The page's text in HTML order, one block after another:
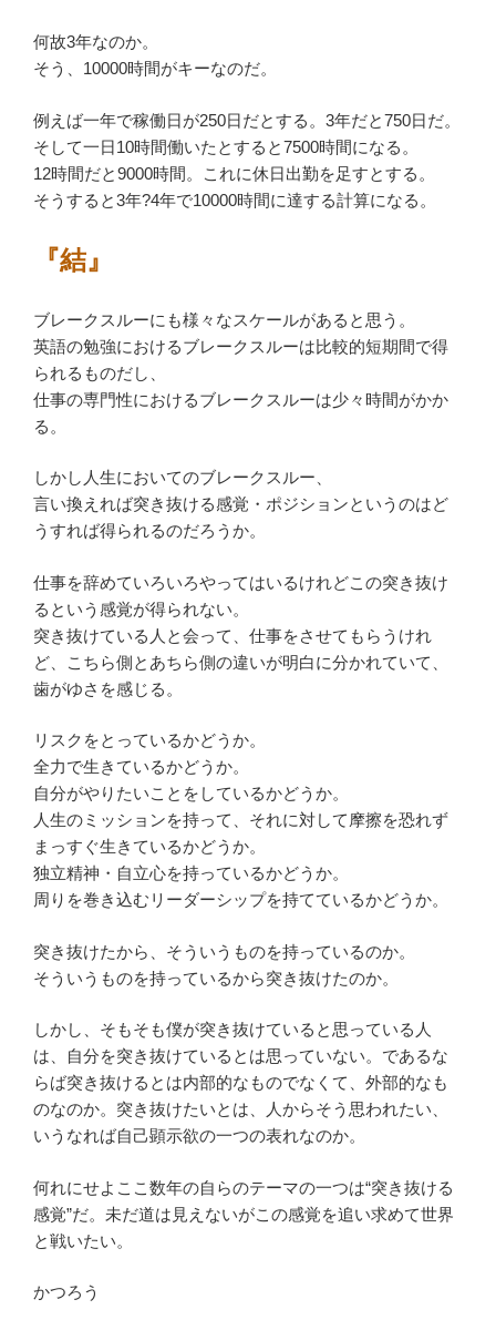
何故3年なのか。
そう、10000時間がキーなのだ。
例えば一年で稼働日が250日だとする。3年だと750日だ。
そして一日10時間働いたとすると7500時間になる。
12時間だと9000時間。これに休日出勤を足すとする。
そうすると3年?4年で10000時間に達する計算になる。
『結』
ブレークスルーにも様々なスケールがあると思う。
英語の勉強におけるブレークスルーは比較的短期間で得
られるものだし、
仕事の専門性におけるブレークスルーは少々時間がかか
る。
しかし人生においてのブレークスルー、
言い換えれば突き抜ける感覚・ポジションというのはど
うすれば得られるのだろうか。
仕事を辞めていろいろやってはいるけれどこの突き抜け
るという感覚が得られない。
突き抜けている人と会って、仕事をさせてもらうけれ
ど、こちら側とあちら側の違いが明白に分かれていて、
歯がゆさを感じる。
リスクをとっているかどうか。
全力で生きているかどうか。
自分がやりたいことをしているかどうか。
人生のミッションを持って、それに対して摩擦を恐れず
まっすぐ生きているかどうか。
独立精神・自立心を持っているかどうか。
周りを巻き込むリーダーシップを持てているかどうか。
突き抜けたから、そういうものを持っているのか。
そういうものを持っているから突き抜けたのか。
しかし、そもそも僕が突き抜けていると思っている人
は、自分を突き抜けているとは思っていない。であるな
らば突き抜けるとは内部的なものでなくて、外部的なも
のなのか。突き抜けたいとは、人からそう思われたい、
いうなれば自己顕示欲の一つの表れなのか。
何れにせよここ数年の自らのテーマの一つは“突き抜ける
感覚”だ。未だ道は見えないがこの感覚を追い求めて世界
と戦いたい。
かつろう